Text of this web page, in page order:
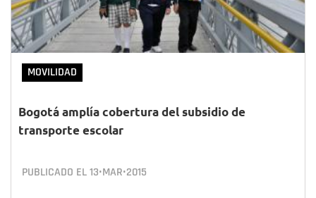
MOVILIDAD
Bogotá amplía cobertura del subsidio de
transporte escolar
PUBLICADO EL13•MAR•2015